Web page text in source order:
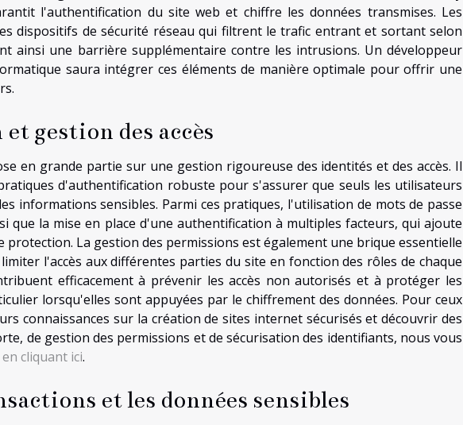
l'authentification du site web et chiffre les données transmises. Les
dispositifs de sécurité réseau qui filtrent le trafic entrant et sortant selon
ainsi une barrière supplémentaire contre les intrusions. Un développeur
saura intégrer ces éléments de manière optimale pour offrir une
gestion des accès
en grande partie sur une gestion rigoureuse des identités et des accès. Il
d'authentification robuste pour s'assurer que seuls les utilisateurs
informations sensibles. Parmi ces pratiques, l'utilisation de mots de passe
que la mise en place d'une authentification à multiples facteurs, qui ajoute
protection. La gestion des permissions est également une brique essentielle
l'accès aux différentes parties du site en fonction des rôles de chaque
efficacement à prévenir les accès non autorisés et à protéger les
lorsqu'elles sont appuyées par le chiffrement des données. Pour ceux
connaissances sur la création de sites internet sécurisés et découvrir des
de gestion des permissions et de sécurisation des identifiants, nous vous
cliquant ici.
et les données sensibles